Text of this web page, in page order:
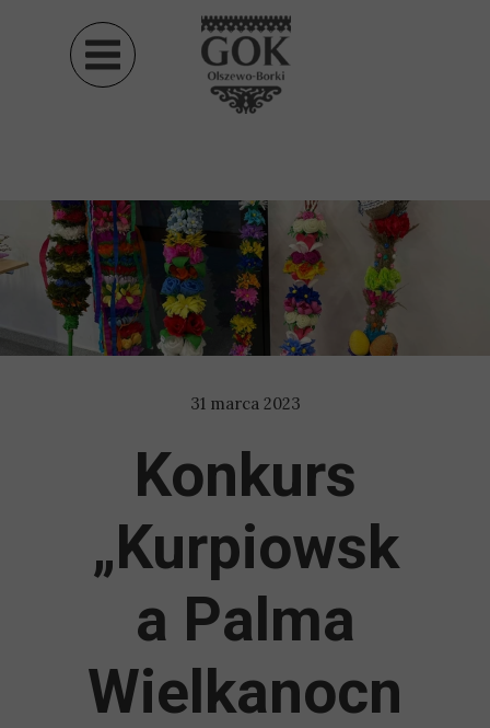
31 marca 2023
Konkurs
„Kurpiowsk
a Palma
Wielkanocn